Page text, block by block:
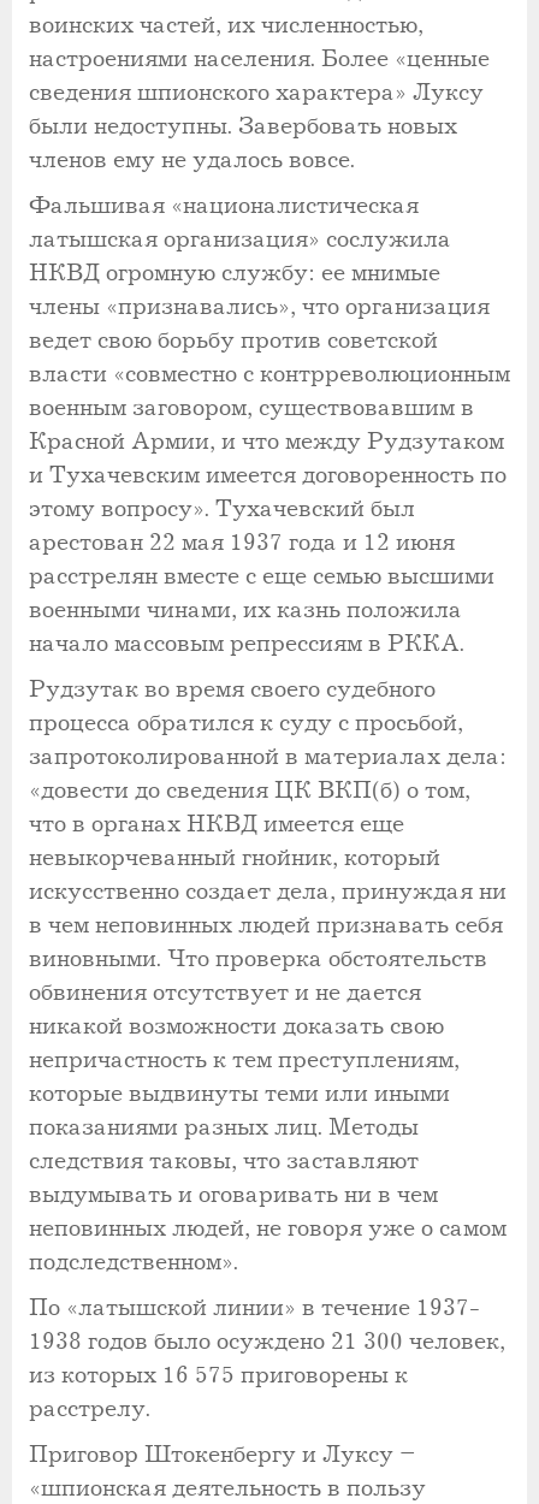
воинских частей, их численностью,
настроениями населения. Более «ценные
сведения шпионского характера» Луксу
были недоступны. Завербовать новых
членов ему не удалось вовсе.
Фальшивая «националистическая
латышская организация» сослужила
НКВД огромную службу: ее мнимые
члены «признавались», что организация
ведет свою борьбу против советской
власти «совместно с контрреволюционным
военным заговором, существовавшим в
Красной Армии, и что между Рудзутаком
и Тухачевским имеется договоренность по
этому вопросу». Тухачевский был
арестован 22 мая 1937 года и 12 июня
расстрелян вместе с еще семью высшими
военными чинами, их казнь положила
начало массовым репрессиям в РККА.
Рудзутак во время своего судебного
процесса обратился к суду с просьбой,
запротоколированной в материалах дела:
«довести до сведения ЦК ВКП(б) о том,
что в органах НКВД имеется еще
невыкорчеванный гнойник, который
искусственно создает дела, принуждая ни
в чем неповинных людей признавать себя
виновными. Что проверка обстоятельств
обвинения отсутствует и не дается
никакой возможности доказать свою
непричастность к тем преступлениям,
которые выдвинуты теми или иными
показаниями разных лиц. Методы
следствия таковы, что заставляют
выдумывать и оговаривать ни в чем
неповинных людей, не говоря уже о самом
подследственном».
По «латышской линии» в течение 1937-
1938 годов было осуждено 21 300 человек,
из которых 16 575 приговорены к
расстрелу.
Приговор Штокенбергу и Луксу –
«шпионская деятельность в пользу